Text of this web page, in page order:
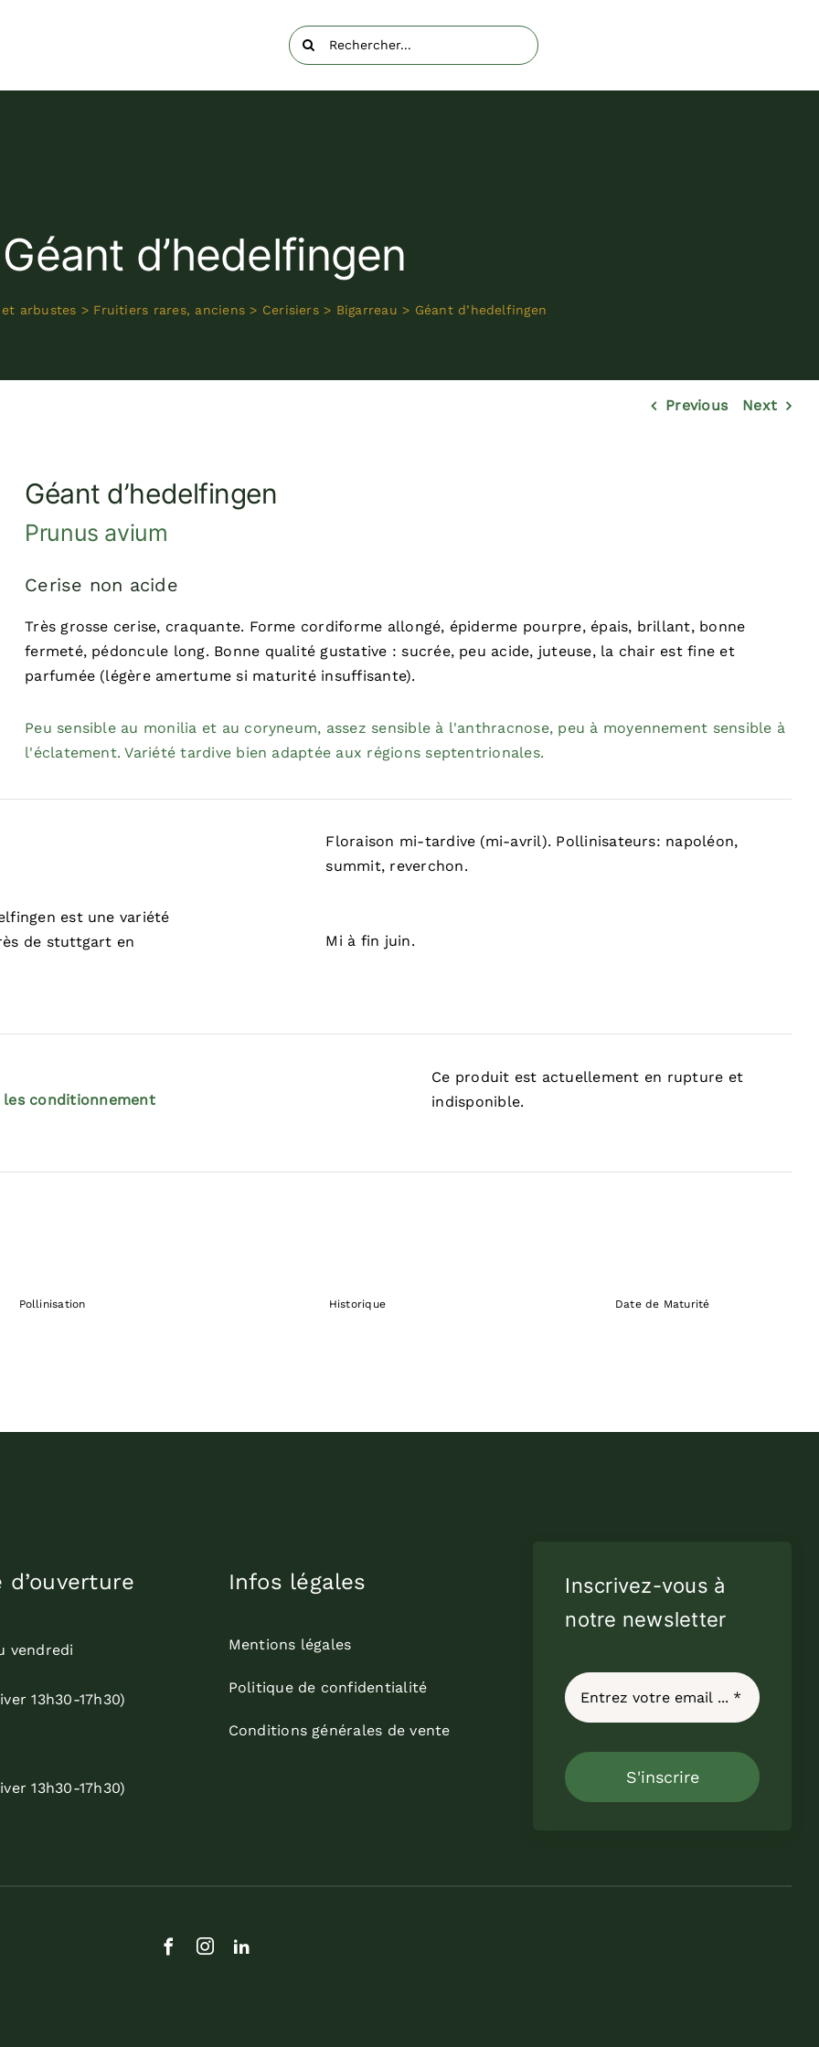
Rechercher:
Géant d’hedelfingen
arbustes > Fruitiers rares, anciens > Cerisiers> Bigarreau > Géant d’hedelfingen
Previous Next
Géant d’hedelfingen
Prunus avium
Cerise non acide
Très grosse cerise, craquante. Forme cordiforme allongé, épiderme pourpre, épais, brillant, bonne
fermeté, pédoncule long. Bonne qualité gustative : sucrée, peu acide, juteuse, la chair est fine et
parfumée (légère amertume si maturité insuffisante).
Peu sensible au monilia et au coryneum, assez sensible à l'anthracnose, peu à moyennement sensible à
l'éclatement. Variété tardive bien adaptée aux régions septentrionales.
est une variété
de stuttgart en
Floraison mi-tardive (mi-avril). Pollinisateurs: napoléon,
summit, reverchon.
Mi à fin juin.
conditionnement
Ce produit est actuellement en rupture et
indisponible.
Pollinisation Historique Date de Maturité
d’ouverture
vendredi
13h30-17h30)
13h30-17h30)
Infos légales
Mentions légales
Politique de confidentialité
Conditions générales de vente
Inscrivez-vous à
notre newsletter
S'inscrire